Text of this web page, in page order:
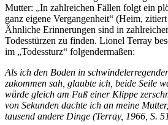
Mutter: „In zahlreichen Fällen folgt ein
ganz eigene Vergangenheit“ (Heim,
Ähnliche Erinnerungen sind in
Todesstürzen zu finden. Lionel Terray
im „Todessturz“ folgendermaßen:
Als ich den Boden in
zukommen sah, glaubte ich, beide Seile
würde gleich am Fuß einer Klippe
von Sekunden dachte ich an meine
tausend andere Dinge (Terray, 1966, S.